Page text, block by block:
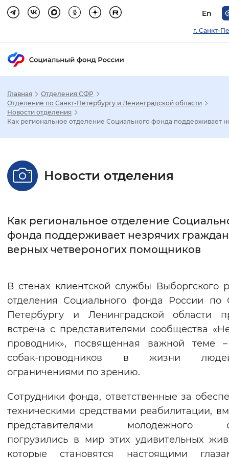
En
г. Санкт-
Настройка режима отображения
Стандартный Увеличенный
Без засечек С засечками
Интервал между буквами
Цвет сайта
Монохромный Инверсивный
Изображения
Звуковой ассистент
Воспроизвести Остановить
Главная
Отделения СФР
Отделение по Санкт-Петербургу и Ленинградской области
Новости отделения
Как региональное отделение Социального фонда поддерживает
Новости отделения
Как региональное отделение
фонда поддерживает незрячих
верных четвероногих помощников
В стенах клиентской службы Выборгского
отделения Социального фонда России по
Петербургу и Ленинградской области
встреча с представителями сообщества
проводник», посвященная важной теме
собак-проводников в жизни
ограничениями по зрению.
Сотрудники фонда, ответственные за
техническими средствами реабилитации,
представителями молодежного
погрузились в мир этих удивительных
которые становятся настоящими